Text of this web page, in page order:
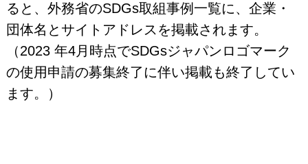
ると、外務省のSDGs取組事例一覧に、企業・
団体名とサイトアドレスを掲載されます。
（2023 年4月時点でSDGsジャパンロゴマーク
の使用申請の募集終了に伴い掲載も終了してい
ます。）